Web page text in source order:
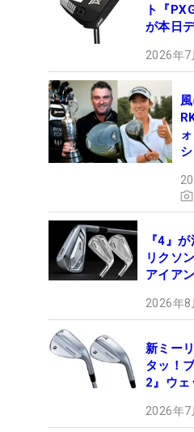
ト『
が本日
2026年7
『4』
リクソ
アイア
2026年8
新ミー
タッ！
2』ウ
2026年7